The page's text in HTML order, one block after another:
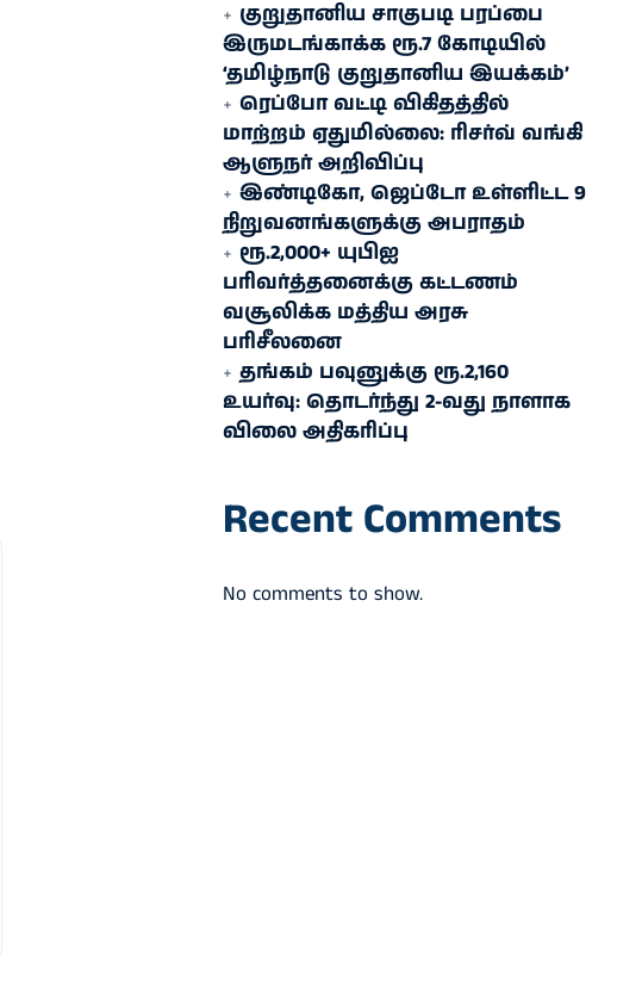
குறுதானிய சாகுபடி பரப்பை
இருமடங்காக்க ரூ.7 கோடியில்
‘தமிழ்நாடு குறுதானிய இயக்கம்’
ரெப்போ வட்டி விகிதத்தில்
மாற்றம் ஏதுமில்லை: ரிசர்வ் வங்கி
ஆளுநர் அறிவிப்பு
இண்டிகோ, ஜெப்டோ உள்ளிட்ட 9
நிறுவனங்களுக்கு அபராதம்
ரூ.2,000+ யுபிஐ
பரிவர்த்தனைக்கு கட்டணம்
வசூலிக்க மத்திய அரசு
பரிசீலனை
தங்கம் பவுனுக்கு ரூ.2,160
உயர்வு: தொடர்ந்து 2-வது நாளாக
விலை அதிகரிப்பு
Recent Comments
No comments to show.